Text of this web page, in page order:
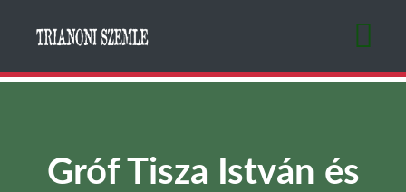
Gróf Tisza István és